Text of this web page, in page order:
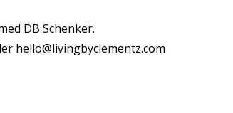
DB Schenker.
hello@livingbyclementz.com